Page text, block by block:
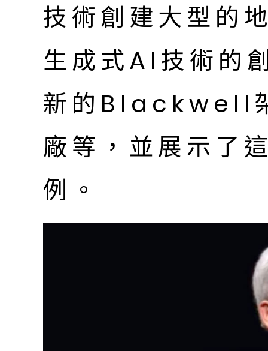
技術創建大型的
生成式AI技術的
新的Blackwell
廠等，並展示了
例。